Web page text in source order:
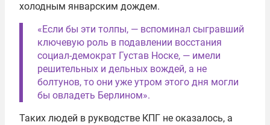
холодным январским дождем.
«Если бы эти толпы, — вспоминал сыгравший
ключевую роль в подавлении восстания
социал-демократ Густав Носке, — имели
решительных и дельных вождей, а не
болтунов, то они уже утром этого дня могли
бы овладеть Берлином».
Таких людей в рукводстве КПГ не оказалось, а